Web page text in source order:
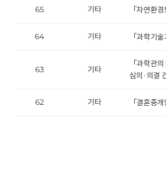
65 기타 「자연환
64 기타 「과학기
63 기타
「과학관
심의·의결
62 기타 「결혼중